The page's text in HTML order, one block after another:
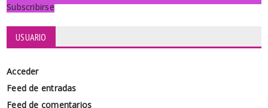
Subscribirse
USUARIO
Acceder
Feed de entradas
Feed de comentarios